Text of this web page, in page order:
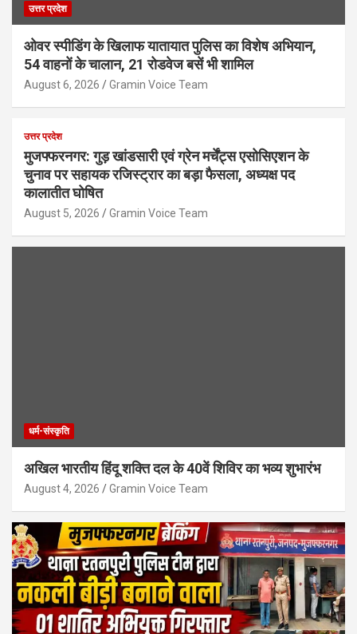
उत्तर प्रदेश
ओवर स्पीडिंग के खिलाफ यातायात पुलिस का विशेष अभियान,
54 वाहनों के चालान, 21 रोडवेज बसें भी शामिल
August 6, 2026 Gramin Voice Team
उत्तर प्रदेश
मुजफ्फरनगर: गुड़ खांडसारी एवं ग्रेन मर्चेंट्स एसोसिएशन के
चुनाव पर सहायक रजिस्ट्रार का बड़ा फैसला, अध्यक्ष पद
कालातीत घोषित
August 5, 2026 Gramin Voice Team
धर्म-संस्कृति
अखिल भारतीय हिंदू शक्ति दल के 40वें शिविर का भव्य शुभारंभ
August 4, 2026 Gramin Voice Team